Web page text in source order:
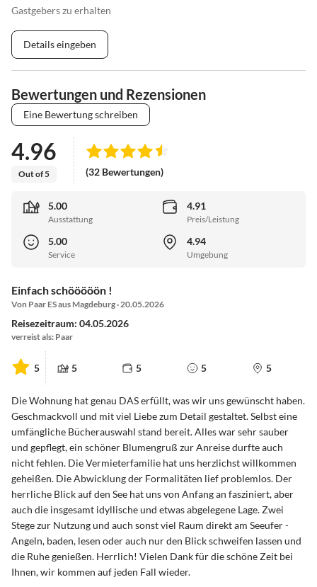
Gastgebers zu erhalten
Details eingeben
Bewertungen und Rezensionen
Eine Bewertung schreiben
4.96
Out of 5 (32 Bewertungen)
5.00
Ausstattung
4.91
Preis/Leistung
5.00
Service
4.94
Umgebung
Einfach schööööön !
Von Paar ES aus Magdeburg · 20.05.2026
Reisezeitraum: 04.05.2026
verreist als: Paar
5 5 5 5 5
Die Wohnung hat genau DAS erfüllt, was wir uns gewünscht haben.
Geschmackvoll und mit viel Liebe zum Detail gestaltet. Selbst eine
umfängliche Bücherauswahl stand bereit. Alles war sehr sauber
und gepflegt, ein schöner Blumengruß zur Anreise durfte auch
nicht fehlen. Die Vermieterfamilie hat uns herzlichst willkommen
geheißen. Die Abwicklung der Formalitäten lief problemlos. Der
herrliche Blick auf den See hat uns von Anfang an fasziniert, aber
auch die insgesamt idyllische und etwas abgelegene Lage. Zwei
Stege zur Nutzung und auch sonst viel Raum direkt am Seeufer -
Angeln, baden, lesen oder auch nur den Blick schweifen lassen und
die Ruhe genießen. Herrlich! Vielen Dank für die schöne Zeit bei
Ihnen, wir kommen auf jeden Fall wieder.